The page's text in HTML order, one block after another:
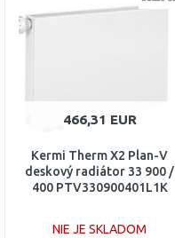
466,31 EUR
Kermi Therm X2 Plan-V
deskový radiátor 33 900 /
400 PTV330900401L1K
NIE JE SKLADOM